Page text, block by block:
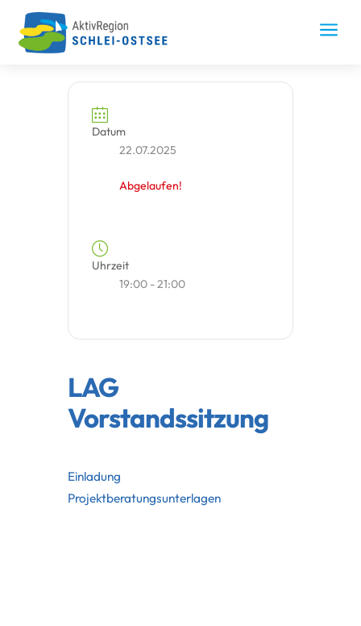
content
a
Datum
22.07.2025
Abgelaufen!
Uhrzeit
19:00 - 21:00
LAG
Vorstandssitzung
Einladung
Projektberatungsunterlagen